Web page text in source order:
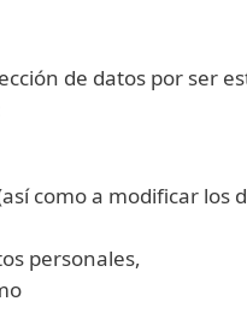
de datos por ser
como a modificar los
personales,